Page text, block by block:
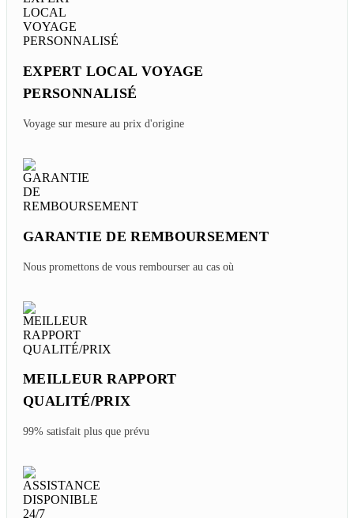
EXPERT LOCAL VOYAGE
PERSONNALISÉ
Voyage sur mesure au prix d'origine
GARANTIE DE REMBOURSEMENT
Nous promettons de vous rembourser au cas où
MEILLEUR RAPPORT
QUALITÉ/PRIX
99% satisfait plus que prévu